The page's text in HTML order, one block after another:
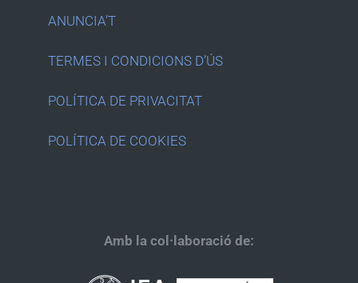
ANUNCIA’T
TERMES I CONDICIONS D’ÚS
POLÍTICA DE PRIVACITAT
POLÍTICA DE COOKIES
Amb la col·laboració de: